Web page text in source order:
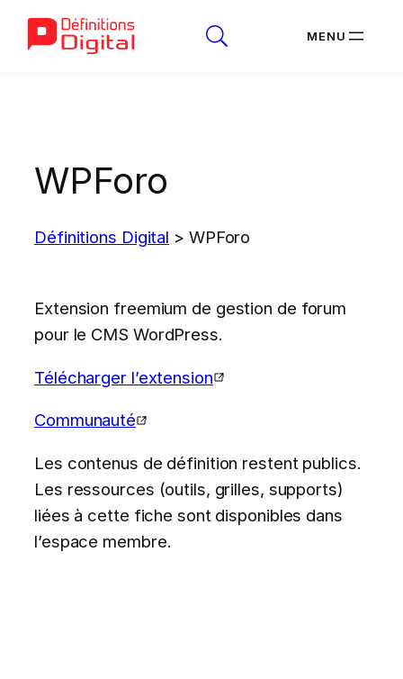
WPForo
Définitions Digital > WPForo
Extension freemium de gestion de forum
pour le CMS WordPress.
Télécharger l’extension
Communauté
Les contenus de définition restent publics.
Les ressources (outils, grilles, supports)
liées à cette fiche sont disponibles dans
l’espace membre.